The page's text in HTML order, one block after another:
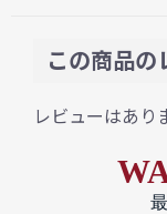
この商品の
レビューはあり